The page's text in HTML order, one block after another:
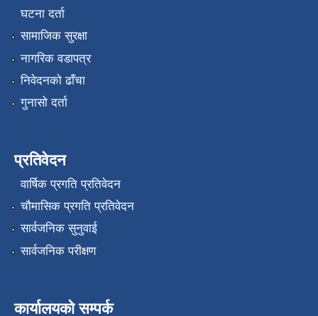
घटना दर्ता
सामाजिक सुरक्षा
नागरिक वडापत्र
निवेदनको ढाँचा
गुनासो दर्ता
प्रतिवेदन
वार्षिक प्रगति प्रतिवेदन
चौमासिक प्रगति प्रतिवेदन
सार्वजनिक सुनुवाई
सार्वजनिक परीक्षण
कार्यालयको सम्पर्क